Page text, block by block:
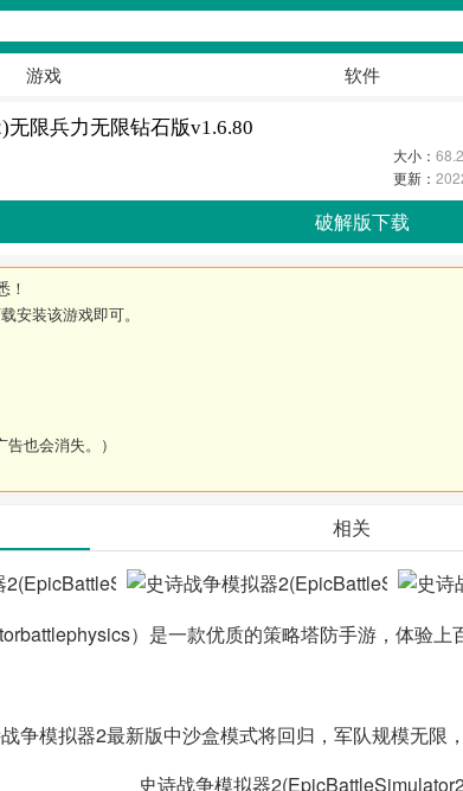
游戏 软件
无限兵力无限钻石版v1.6.80
大小：
更新：
破解版下载
！
安装该游戏即可。
也会消失。）
相关
）是一款优质的策略塔防手游，体验
争模拟器2最新版中沙盒模式将回归，军队规模无限